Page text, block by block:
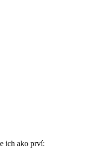
ich ako prví: